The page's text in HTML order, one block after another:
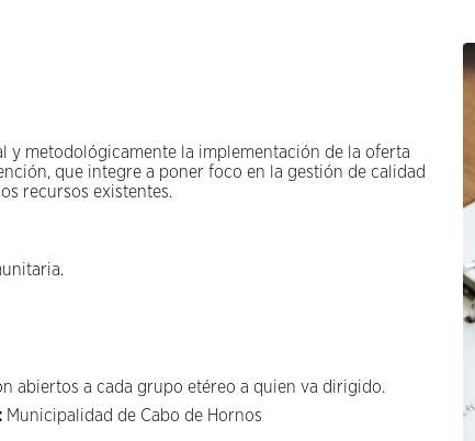
y metodológicamente la implementación de la oferta
que integre a poner foco en la gestión de calidad
recursos existentes.
abiertos a cada grupo etéreo a quien va dirigido.
Municipalidad de Cabo de Hornos